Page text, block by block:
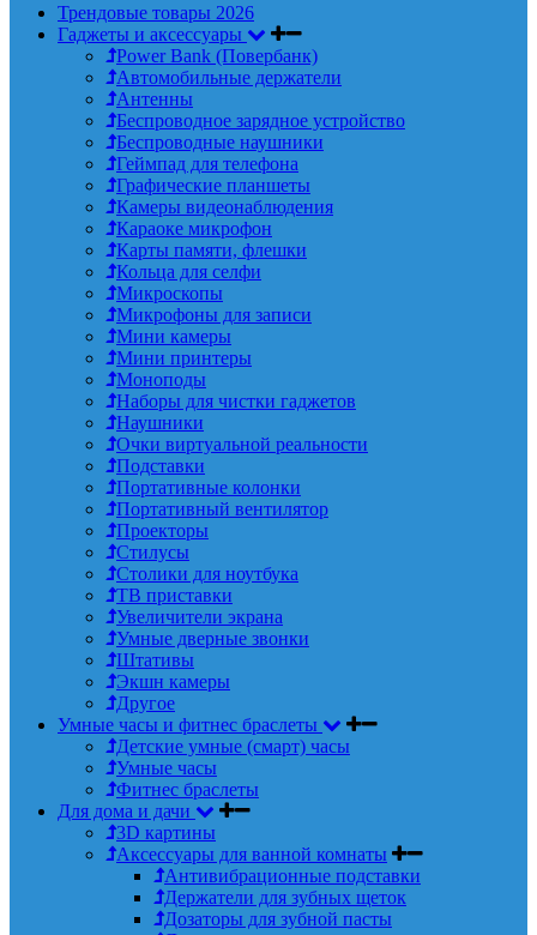
Трендовые товары 2026
Гаджеты и аксессуары
Power Bank (Повербанк)
Автомобильные держатели
Антенны
Беспроводное зарядное устройство
Беспроводные наушники
Геймпад для телефона
Графические планшеты
Камеры видеонаблюдения
Караоке микрофон
Карты памяти, флешки
Кольца для селфи
Микроскопы
Микрофоны для записи
Мини камеры
Мини принтеры
Моноподы
Наборы для чистки гаджетов
Наушники
Очки виртуальной реальности
Подставки
Портативные колонки
Портативный вентилятор
Проекторы
Стилусы
Столики для ноутбука
ТВ приставки
Увеличители экрана
Умные дверные звонки
Штативы
Экшн камеры
Другое
Умные часы и фитнес браслеты
Детские умные (смарт) часы
Умные часы
Фитнес браслеты
Для дома и дачи
3D картины
Аксессуары для ванной комнаты
Антивибрационные подставки
Держатели для зубных щеток
Дозаторы для зубной пасты